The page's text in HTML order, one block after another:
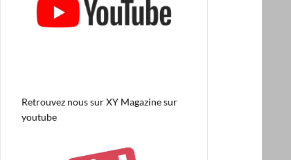
Retrouvez nous surXY Magazine sur
youtube